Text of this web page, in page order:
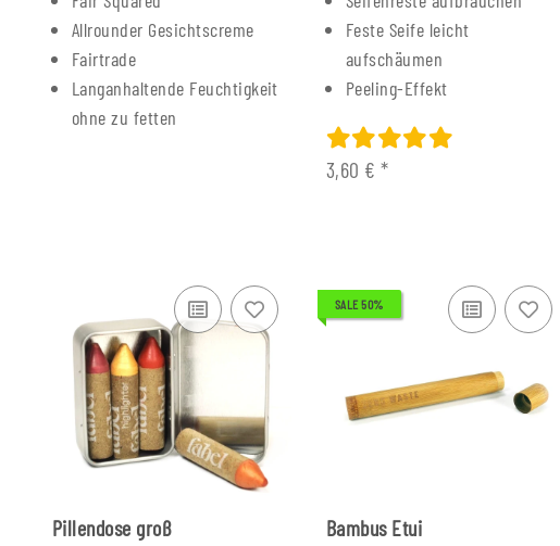
Allrounder Gesichtscreme
Fairtrade
Langanhaltende Feuchtigkeit
ohne zu fetten
Feste Seife leicht
aufschäumen
Peeling-Effekt
3,60 €*
Pillendose groß
SALE 50%
Bambus Etui